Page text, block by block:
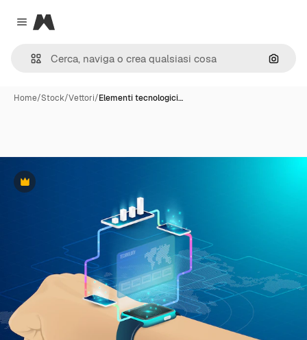
Close menu
Magnific
Cerca
Home/Stock/Vettori/Elementi tecnologici…
Premium